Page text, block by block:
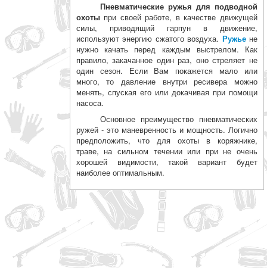
Пневматические ружья для подводной
охотыпри своей работе, в качестве движущей
силы, приводящий гарпун в движение,
используют энергию сжатого воздуха. Ружьене
нужно качать перед каждым выстрелом. Как
правило, закачанное один раз, оно стреляет не
один сезон. Если Вам покажется мало или
много, то давление внутри ресивера можно
менять, спуская его или докачивая при помощи
насоса.
Основное преимущество пневматических
ружей - это маневренность и мощность. Логично
предположить, что для охоты в коряжнике,
траве, на сильном течении или при не очень
хорошей видимости, такой вариант будет
наиболее оптимальным.